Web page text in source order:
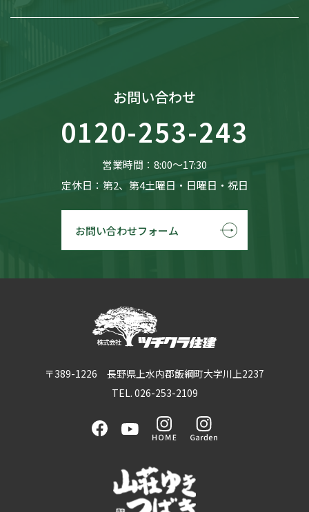
お問い合わせ
0120-253-243
営業時間：8:00〜17:30
定休日：第2、第4土曜日・日曜日・祝日
お問い合わせフォーム
〒389-1226 長野県上水内郡飯綱町大字川上2237
TEL. 026-253-2109